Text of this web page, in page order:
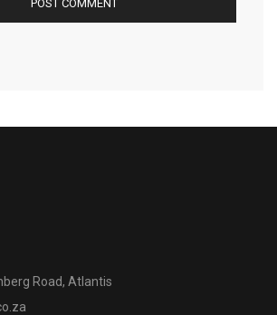
Road, Atlantis